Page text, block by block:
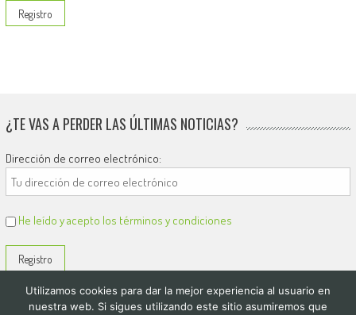
¿TE VAS A PERDER LAS ÚLTIMAS NOTICIAS?
Dirección de correo electrónico:
He leído y acepto los términos y condiciones
Utilizamos cookies para dar la mejor experiencia al usuario en
nuestra web. Si sigues utilizando este sitio asumiremos que